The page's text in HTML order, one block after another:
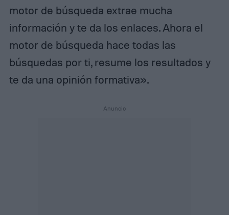
motor de búsqueda extrae mucha
información y te da los enlaces. Ahora el
motor de búsqueda hace todas las
búsquedas por ti, resume los resultados y
te da una opinión formativa».